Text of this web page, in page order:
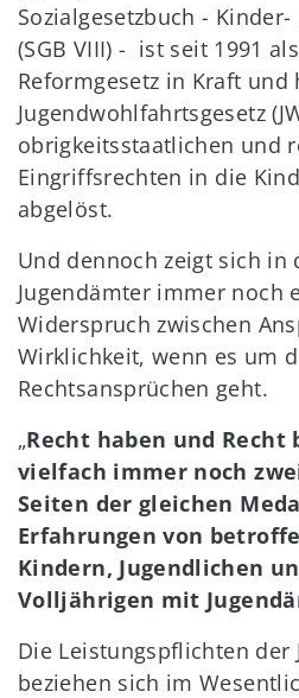
Sozialgesetzbuch -
(SGB VIII) - ist seit 1991
Reformgesetz in Kraft und
Jugendwohlfahrtsgesetz
obrigkeitsstaatlichen und
Eingriffsrechten in die
abgelöst.
Und dennoch zeigt sich in
Jugendämter immer noch
Widerspruch zwischen
Wirklichkeit, wenn es um
Rechtsansprüchen geht.
„Recht haben und Recht
vielfach immer noch
Seiten der gleichen
Erfahrungen von
Kindern, Jugendlichen
Volljährigen mit
Die Leistungspflichten der
beziehen sich im